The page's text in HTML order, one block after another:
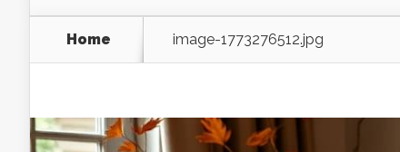
Home image-1773276512.jpg